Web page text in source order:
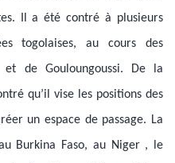
Il a été contré à plusieurs
togolaises, au cours des
et de Gouloungoussi. De la
qu’il vise les positions des
un espace de passage. La
Burkina Faso, au Niger , le